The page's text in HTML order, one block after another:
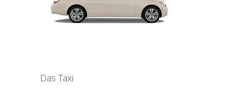
Das Taxi